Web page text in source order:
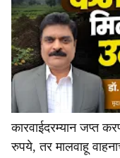
कारवाईदरम्यान जप्त
रुपये, तर मालवाहू